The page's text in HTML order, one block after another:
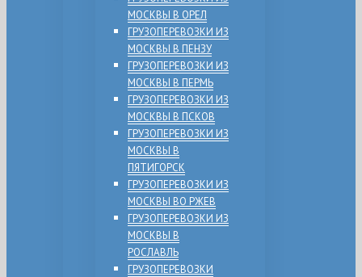
МОСКВЫ В ОРЕЛ
ГРУЗОПЕРЕВОЗКИ ИЗ
МОСКВЫ В ПЕНЗУ
ГРУЗОПЕРЕВОЗКИ ИЗ
МОСКВЫ В ПЕРМЬ
ГРУЗОПЕРЕВОЗКИ ИЗ
МОСКВЫ В ПСКОВ
ГРУЗОПЕРЕВОЗКИ ИЗ
МОСКВЫ В
ПЯТИГОРСК
ГРУЗОПЕРЕВОЗКИ ИЗ
МОСКВЫ ВО РЖЕВ
ГРУЗОПЕРЕВОЗКИ ИЗ
МОСКВЫ В
РОСЛАВЛЬ
ГРУЗОПЕРЕВОЗКИ